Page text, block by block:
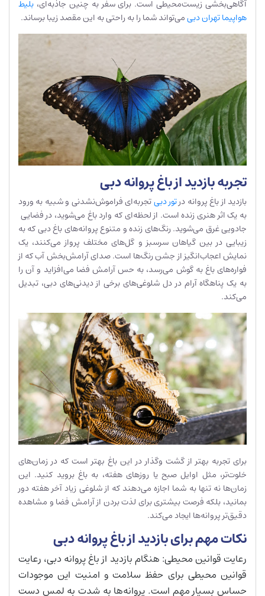
آگاهی‌بخشی زیست‌محیطی است​. برای سفر به چنین جاذبه‌ای، بلیط
هواپیما تهران دبیمی‌تواند شما را به راحتی به این مقصد زیبا برساند.
تجربه بازدید از باغ پروانه دبی
بازدید از باغ پروانه درتور دبیتجربه‌ای فراموش‌نشدنی و شبیه به ورود
به یک اثر هنری زنده است. از لحظه‌ای که وارد باغ می‌شوید، در فضایی
جادویی غرق می‌شوید. رنگ‌های زنده و متنوع پروانه‌های باغ دبی که به
زیبایی در بین گیاهان سرسبز و گل‌های مختلف پرواز می‌کنند، یک
نمایش اعجاب‌انگیز از جشن رنگ‌ها است. صدای آرامش‌بخش آب که از
فواره‌های باغ به گوش می‌رسد، به حس آرامش فضا می‌افزاید و آن را
به یک پناهگاه آرام در دل شلوغی‌های برخی از دیدنی‌های دبی، تبدیل
می‌کند.
برای تجربه بهتر از گشت وگذار در این باغ بهتر است که در زمان‌های
خلوت‌تر، مثل اوایل صبح یا روزهای هفته، به باغ بروید کنید. این
زمان‌ها نه تنها به شما اجازه می‌دهند که از شلوغی زیاد آخر هفته دور
بمانید، بلکه فرصت بیشتری برای لذت بردن از آرامش فضا و مشاهده
دقیق‌تر پروانه‌ها ایجاد می‌کند.
نکات مهم برای بازدید از باغ پروانه دبی
رعایت قوانین محیطی: هنگام بازدید از باغ پروانه دبی، رعایت
قوانین محیطی برای حفظ سلامت و امنیت این موجودات
حساس بسیار مهم است. پروانه‌ها به شدت به لمس دست